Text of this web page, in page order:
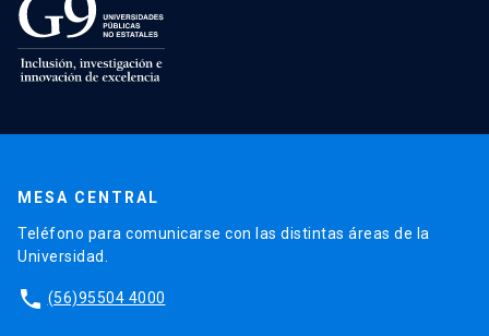
MESA CENTRAL
Teléfono para comunicarse con las distintas áreas de la
Universidad.
phone (56)95504 4000